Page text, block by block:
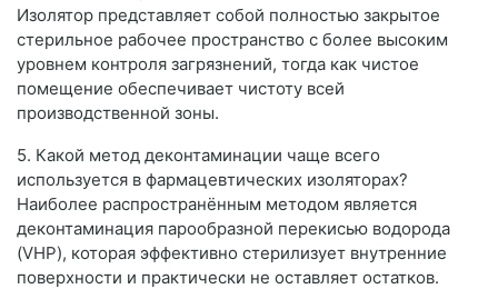
Изолятор представляет собой полностью закрытое
стерильное рабочее пространство с более высоким
уровнем контроля загрязнений, тогда как чистое
помещение обеспечивает чистоту всей
производственной зоны.
5. Какой метод деконтаминации чаще всего
используется в фармацевтических изоляторах?
Наиболее распространённым методом является
деконтаминация парообразной перекисью водорода
(VHP), которая эффективно стерилизует внутренние
поверхности и практически не оставляет остатков.